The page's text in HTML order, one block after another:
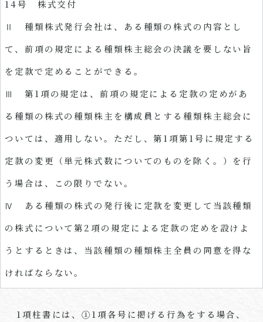
14号 株式交付
Ⅱ 種類株式発行会社は、ある種類の株式の内容とし
て、前項の規定による種類株主総会の決議を要しない旨
を定款で定めることができる。
Ⅲ 第1項の規定は、前項の規定による定款の定めがあ
る種類の株式の種類株主を構成員とする種類株主総会に
ついては、適用しない。ただし、第1項第1号に規定する
定款の変更（単元株式数についてのものを除く。）を行
う場合は、この限りでない。
Ⅳ ある種類の株式の発行後に定款を変更して当該種類
の株式について第2項の規定による定款の定めを設けよ
うとするときは、当該種類の種類株主全員の同意を得な
ければならない。
1 項柱書には、①1 項各号に掲げる行為をする場合、